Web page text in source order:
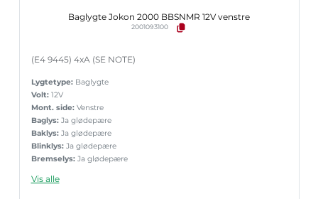
Baglygte Jokon 2000 BBSNMR 12V venstre
2001093100
(E4 9445) 4xA (SE NOTE)
Lygtetype: Baglygte
Volt: 12V
Mont. side: Venstre
Baglys: Ja glødepære
Baklys: Ja glødepære
Blinklys: Ja glødepære
Bremselys: Ja glødepære
Reflekstrekant:
Vis alle